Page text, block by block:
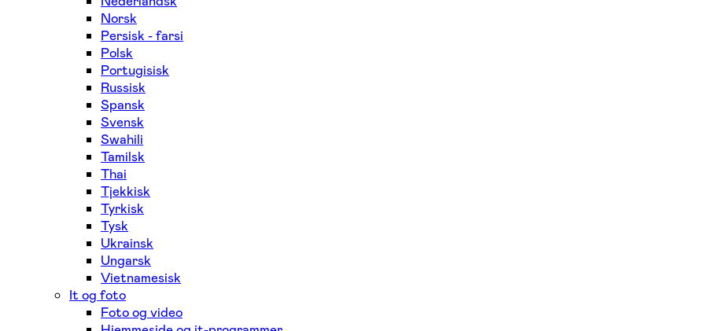
Norsk
Persisk - farsi
Polsk
Portugisisk
Russisk
Spansk
Svensk
Swahili
Tamilsk
Thai
Tjekkisk
Tyrkisk
Tysk
Ukrainsk
Ungarsk
Vietnamesisk
It og foto
Foto og video